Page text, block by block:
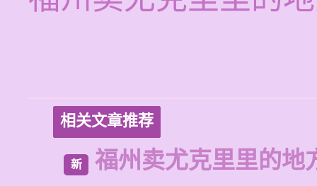
相关文章推荐
新 福州卖尤克里里的地